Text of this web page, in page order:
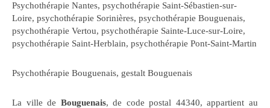
Psychothérapie Nantes, psychothérapie Saint-Sébastien-sur-
Loire, psychothérapie Sorinières, psychothérapie Bouguenais,
psychothérapie Vertou, psychothérapie Sainte-Luce-sur-Loire,
psychothérapie Saint-Herblain, psychothérapie Pont-Saint-Martin
Psychothérapie Bouguenais, gestalt Bouguenais
La ville de Bouguenais, de code postal 44340, appartient au